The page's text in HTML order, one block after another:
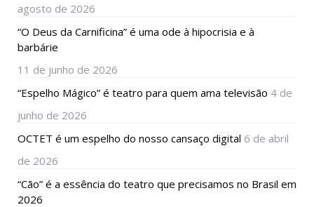
agosto de 2026
“O Deus da Carnificina” é uma ode à hipocrisia e à
barbárie
11 de junho de 2026
“Espelho Mágico” é teatro para quem ama televisão 4 de
junho de 2026
OCTET é um espelho do nosso cansaço digital 6 de abril
de 2026
“Cão” é a essência do teatro que precisamos no Brasil em
2026